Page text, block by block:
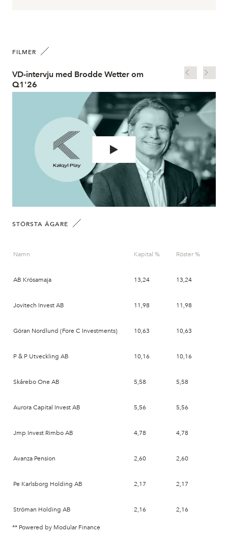
FILMER
VD-intervju med Brodde Wetter om
Q1'26
STÖRSTA ÄGARE
Namn Kapital % Röster %
AB Krösamaja 13,24 13,24
Jovitech Invest AB 11,98 11,98
Göran Nordlund (Fore C Investments) 10,63 10,63
P & P Utveckling AB 10,16 10,16
Skårebo One AB 5,58 5,58
Aurora Capital Invest AB 5,56 5,56
Jmp Invest Rimbo AB 4,78 4,78
Avanza Pension 2,60 2,60
Pe Karlsborg Holding AB 2,17 2,17
Ströman Holding AB 2,16 2,16
** Powered by Modular Finance